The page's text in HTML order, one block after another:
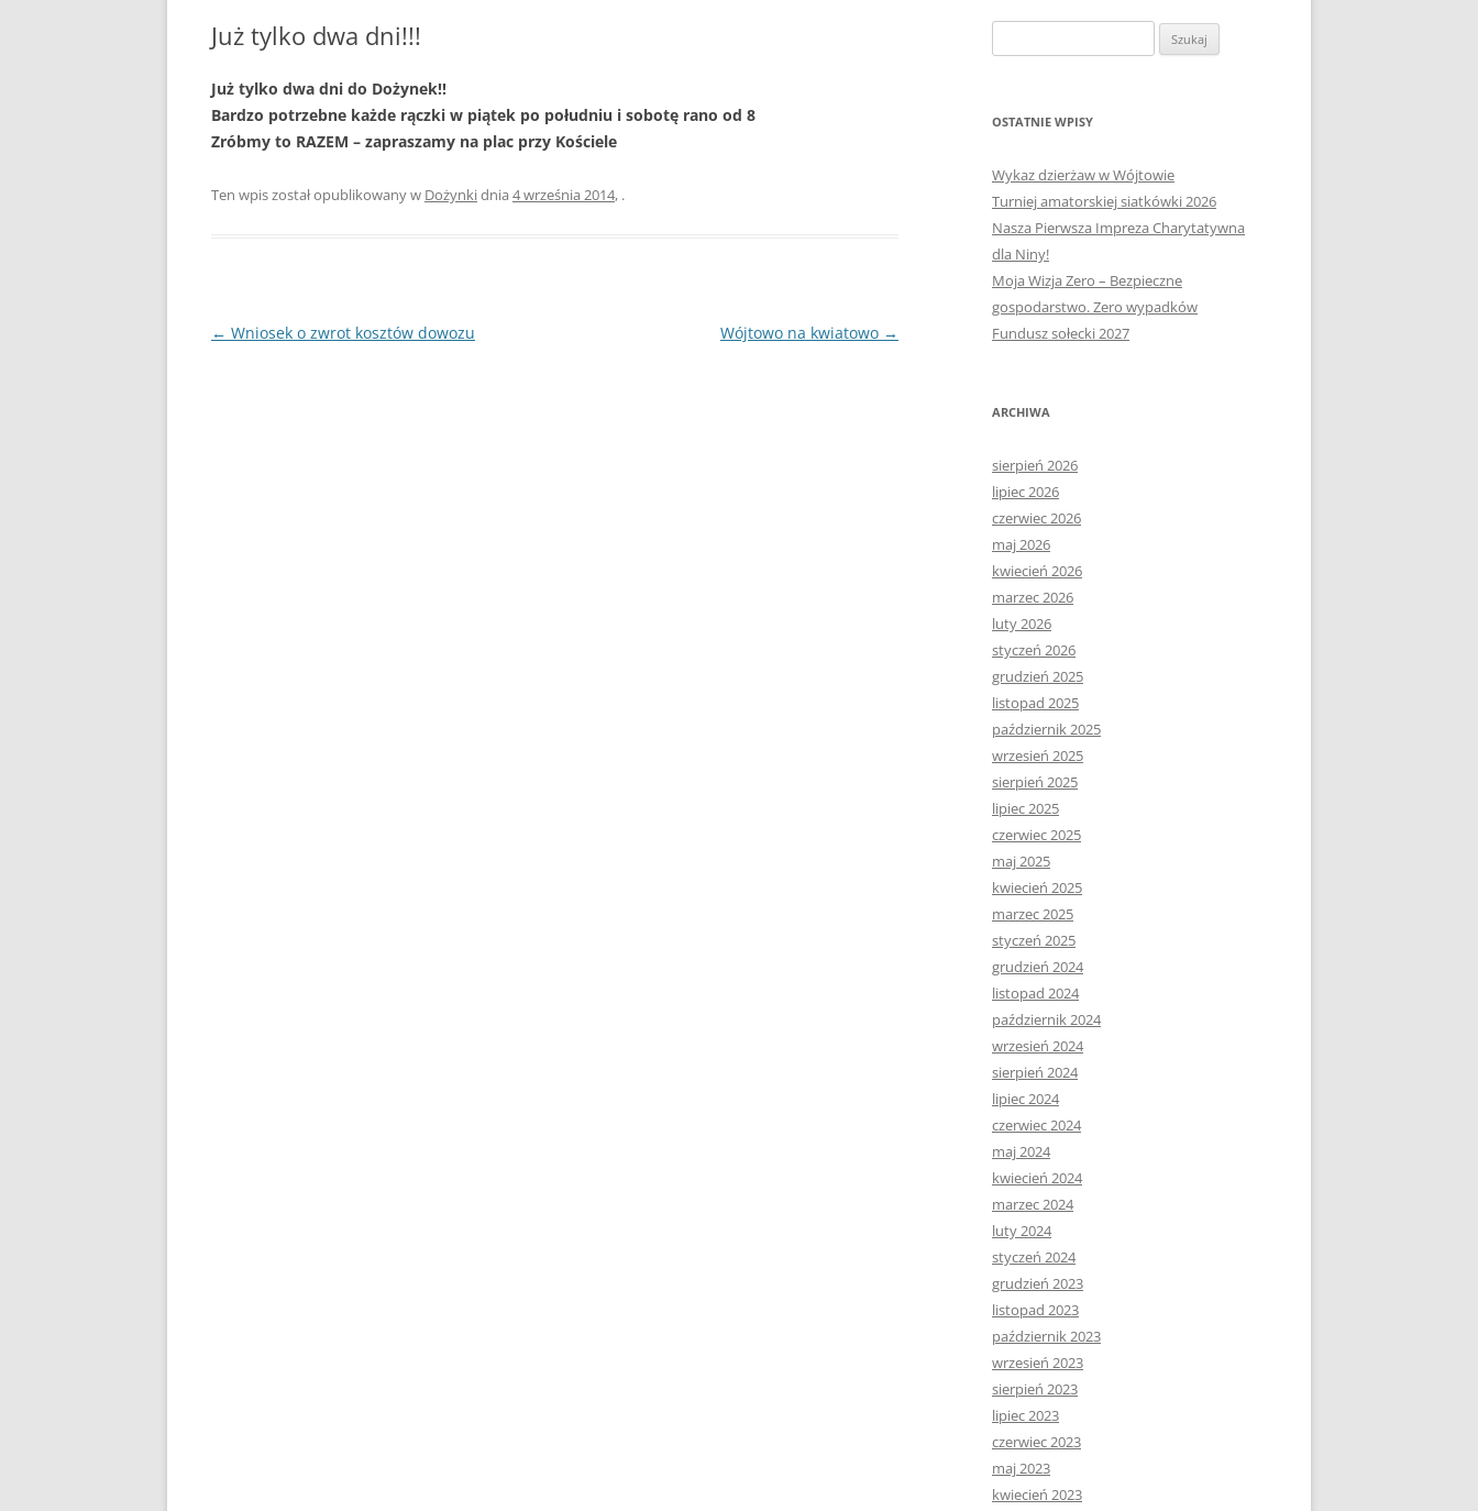
PLAN ODNOWY WÓJTOWA
ZAKŁAD USŁUG KOMUNALNYCH
KOŚCIUSZKOWCY Z WÓJTOWA
SIÓDMY ŻOŁNIERZ
E-MAPA BARCZEWA
SOŁECTWO NIKIELKOWO
Już tylko dwa dni!!!
Już tylko dwa dni do Dożynek!!
Bardzo potrzebne każde rączki w piątek po południu i sobotę rano od 8
Zróbmy to RAZEM – zapraszamy na plac przy Kościele
Ten wpis został opublikowany w Dożynkidnia 4 września 2014, .
Nawigacja
← Wniosek o zwrot kosztów dowozu Wójtowo na kwiatowo →
OSTATNIE WPISY
Wykaz dzierżaw w Wójtowie
Turniej amatorskiej siatkówki 2026
Nasza Pierwsza Impreza Charytatywna
dla Niny!
Moja Wizja Zero – Bezpieczne
gospodarstwo. Zero wypadków
Fundusz sołecki 2027
ARCHIWA
sierpień 2026
lipiec 2026
czerwiec 2026
maj 2026
kwiecień 2026
marzec 2026
luty 2026
styczeń 2026
grudzień 2025
listopad 2025
październik 2025
wrzesień 2025
sierpień 2025
lipiec 2025
czerwiec 2025
maj 2025
kwiecień 2025
marzec 2025
styczeń 2025
grudzień 2024
listopad 2024
październik 2024
wrzesień 2024
sierpień 2024
lipiec 2024
czerwiec 2024
maj 2024
kwiecień 2024
marzec 2024
luty 2024
styczeń 2024
grudzień 2023
listopad 2023
październik 2023
wrzesień 2023
sierpień 2023
lipiec 2023
czerwiec 2023
maj 2023
kwiecień 2023